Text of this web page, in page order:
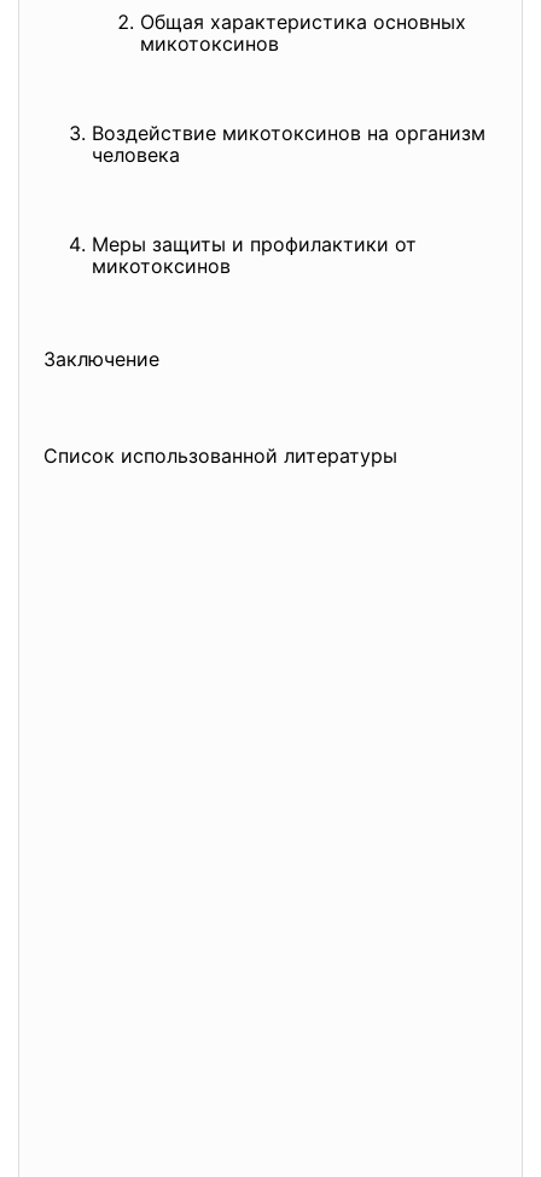
Общая характеристика основных
микотоксинов
Воздействие микотоксинов на организм
человека
Меры защиты и профилактики от
микотоксинов
Заключение
Список использованной литературы